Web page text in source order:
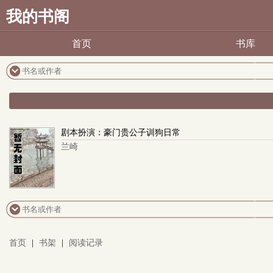
我的书阁
首页 书库
剧本扮演：豪门贵公子训狗日常
兰崎
首页 书架 阅读记录